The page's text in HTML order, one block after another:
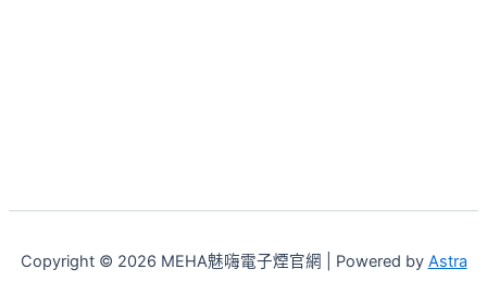
Copyright © 2026 MEHA魅嗨電子煙官網 | Powered by Astra